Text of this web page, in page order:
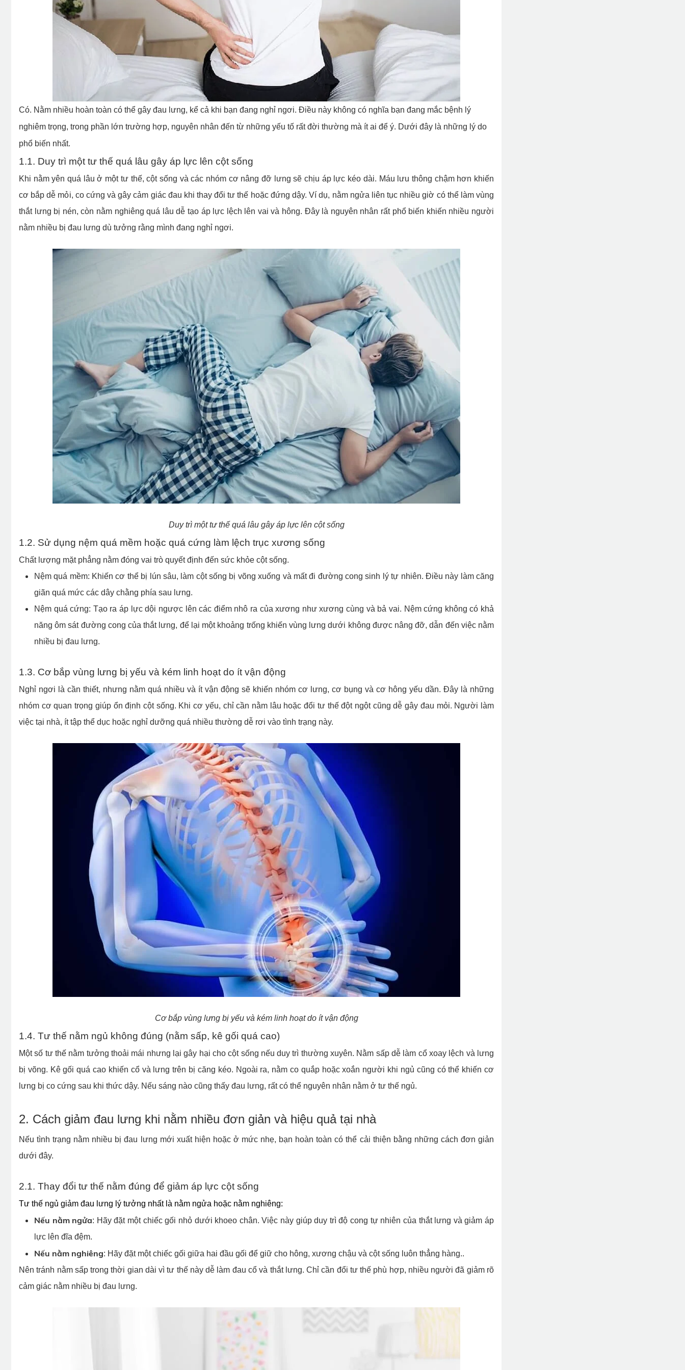
Có. Nằm nhiều hoàn toàn có thể gây đau lưng, kể cả khi bạn đang nghỉ ngơi. Điều này không có nghĩa bạn đang mắc bệnh lý
nghiêm trọng, trong phần lớn trường hợp, nguyên nhân đến từ những yếu tố rất đời thường mà ít ai để ý. Dưới đây là những lý do
phổ biến nhất.
1.1. Duy trì một tư thế quá lâu gây áp lực lên cột sống
Khi nằm yên quá lâu ở một tư thế, cột sống và các nhóm cơ nâng đỡ lưng sẽ chịu áp lực kéo dài. Máu lưu thông chậm hơn khiến
cơ bắp dễ mỏi, co cứng và gây cảm giác đau khi thay đổi tư thế hoặc đứng dậy. Ví dụ, nằm ngửa liên tục nhiều giờ có thể làm vùng
thắt lưng bị nén, còn nằm nghiêng quá lâu dễ tạo áp lực lệch lên vai và hông. Đây là nguyên nhân rất phổ biến khiến nhiều người
nằm nhiều bị đau lưng dù tưởng rằng mình đang nghỉ ngơi.
Duy trì một tư thế quá lâu gây áp lực lên cột sống
1.2. Sử dụng nệm quá mềm hoặc quá cứng làm lệch trục xương sống
Chất lượng mặt phẳng nằm đóng vai trò quyết định đến sức khỏe cột sống.
Nệm quá mềm: Khiến cơ thể bị lún sâu, làm cột sống bị võng xuống và mất đi đường cong sinh lý tự nhiên. Điều này làm căng
giãn quá mức các dây chằng phía sau lưng.
Nệm quá cứng: Tạo ra áp lực dội ngược lên các điểm nhô ra của xương như xương cùng và bả vai. Nệm cứng không có khả
năng ôm sát đường cong của thắt lưng, để lại một khoảng trống khiến vùng lưng dưới không được nâng đỡ, dẫn đến việc nằm
nhiều bị đau lưng.
1.3. Cơ bắp vùng lưng bị yếu và kém linh hoạt do ít vận động
Nghỉ ngơi là cần thiết, nhưng nằm quá nhiều và ít vận động sẽ khiến nhóm cơ lưng, cơ bụng và cơ hông yếu dần. Đây là những
nhóm cơ quan trọng giúp ổn định cột sống. Khi cơ yếu, chỉ cần nằm lâu hoặc đổi tư thế đột ngột cũng dễ gây đau mỏi. Người làm
việc tại nhà, ít tập thể dục hoặc nghỉ dưỡng quá nhiều thường dễ rơi vào tình trạng này.
Cơ bắp vùng lưng bị yếu và kém linh hoạt do ít vận động
1.4. Tư thế nằm ngủ không đúng (nằm sấp, kê gối quá cao)
Một số tư thế nằm tưởng thoải mái nhưng lại gây hại cho cột sống nếu duy trì thường xuyên. Nằm sấp dễ làm cổ xoay lệch và lưng
bị võng. Kê gối quá cao khiến cổ và lưng trên bị căng kéo. Ngoài ra, nằm co quắp hoặc xoắn người khi ngủ cũng có thể khiến cơ
lưng bị co cứng sau khi thức dậy. Nếu sáng nào cũng thấy đau lưng, rất có thể nguyên nhân nằm ở tư thế ngủ.
2. Cách giảm đau lưng khi nằm nhiều đơn giản và hiệu quả tại nhà
Nếu tình trạng nằm nhiều bị đau lưng mới xuất hiện hoặc ở mức nhẹ, bạn hoàn toàn có thể cải thiện bằng những cách đơn giản
dưới đây.
2.1. Thay đổi tư thế nằm đúng để giảm áp lực cột sống
Tư thế ngủ giảm đau lưng lý tưởng nhất là nằm ngửa hoặc nằm nghiêng:
Nếu nằm ngửa: Hãy đặt một chiếc gối nhỏ dưới khoeo chân. Việc này giúp duy trì độ cong tự nhiên của thắt lưng và giảm áp
lực lên đĩa đệm.
Nếu nằm nghiêng: Hãy đặt một chiếc gối giữa hai đầu gối để giữ cho hông, xương chậu và cột sống luôn thẳng hàng..
Nên tránh nằm sấp trong thời gian dài vì tư thế này dễ làm đau cổ và thắt lưng. Chỉ cần đổi tư thế phù hợp, nhiều người đã giảm rõ
cảm giác nằm nhiều bị đau lưng.